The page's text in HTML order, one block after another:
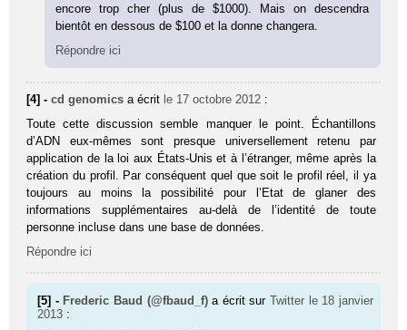
encore trop cher (plus de $1000). Mais on descendra
bientôt en dessous de $100 et la donne changera.
Répondre ici
[4] -cd genomics a écrit le 17 octobre 2012 :
Toute cette discussion semble manquer le point. Échantillons
d’ADN eux-mêmes sont presque universellement retenu par
application de la loi aux États-Unis et à l’étranger, même après la
création du profil. Par conséquent quel que soit le profil réel, il ya
toujours au moins la possibilité pour l’Etat de glaner des
informations supplémentaires au-delà de l’identité de toute
personne incluse dans une base de données.
Répondre ici
[5] - Frederic Baud (@fbaud_f) a écrit surTwitter le 18 janvier
2013 :